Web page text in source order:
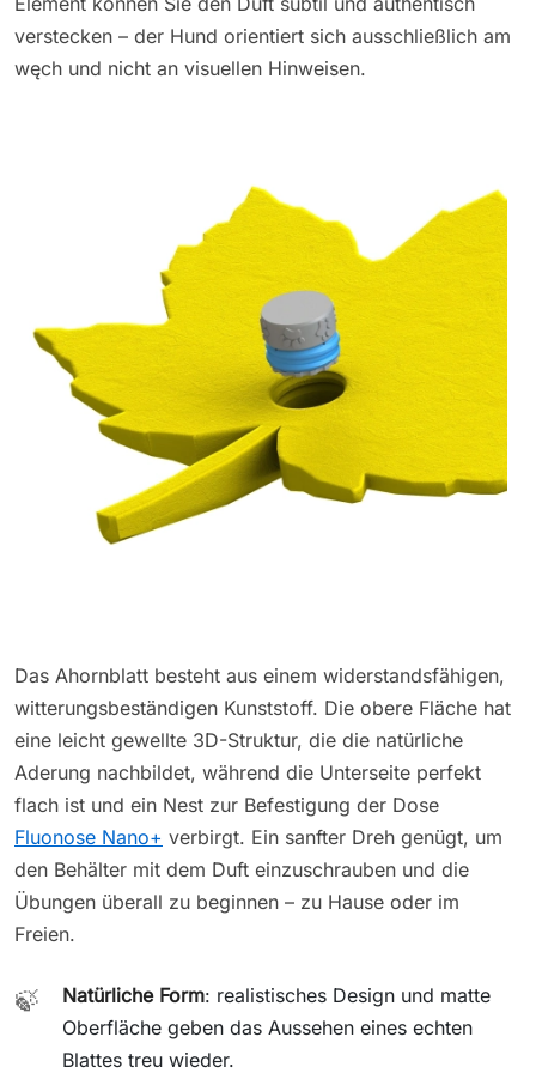
verstecken – der Hund orientiert sich ausschließlich am
węch und nicht an visuellen Hinweisen.
Das Ahornblatt besteht aus einem widerstandsfähigen,
witterungsbeständigen Kunststoff. Die obere Fläche hat
eine leicht gewellte 3D-Struktur, die die natürliche
Aderung nachbildet, während die Unterseite perfekt
flach ist und ein Nest zur Befestigung der Dose
Fluonose Nano+ verbirgt. Ein sanfter Dreh genügt, um
den Behälter mit dem Duft einzuschrauben und die
Übungen überall zu beginnen – zu Hause oder im
Freien.
🍃 Natürliche Form: realistisches Design und matte
Oberfläche geben das Aussehen eines echten
Blattes treu wieder.